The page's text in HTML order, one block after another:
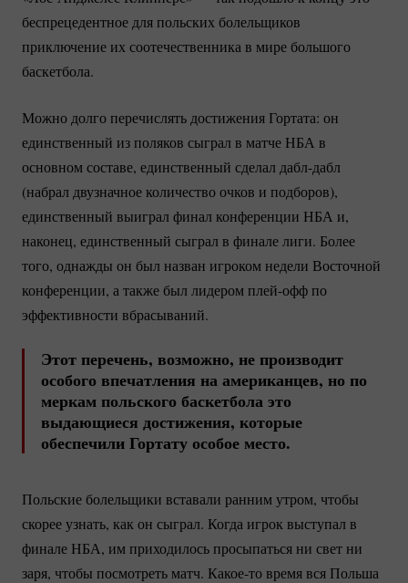
беспрецедентное для польских болельщиков
приключение их соотечественника в мире большого
баскетбола.
Можно долго перечислять достижения Гортата: он
единственный из поляков сыграл в матче НБА в
основном составе, единственный сделал дабл-дабл
(набрал двузначное количество очков и подборов),
единственный выиграл финал конференции НБА и,
наконец, единственный сыграл в финале лиги. Более
того, однажды он был назван игроком недели Восточной
конференции, а также был лидеромплей-оффпо
эффективности вбрасываний.
Этот перечень, возможно, не производит
особого впечатления на американцев, но по
меркам польского баскетбола это
выдающиеся достижения, которые
обеспечили Гортату особое место.
Польские болельщики вставали ранним утром, чтобы
скорее узнать, как он сыграл. Когда игрок выступал в
финале НБА, им приходилось просыпаться ни свет ни
заря, чтобы посмотреть матч. Какое-товремя вся Польша